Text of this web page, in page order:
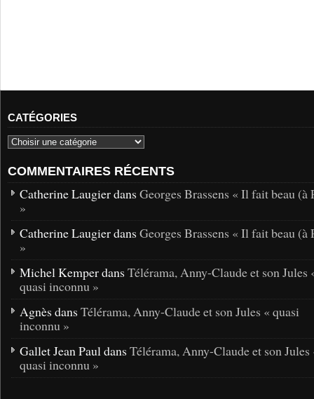
CATÉGORIES
COMMENTAIRES RÉCENTS
Catherine Laugier dans Georges Brassens « Il fait beau (à
»
Catherine Laugier dans Georges Brassens « Il fait beau (à
»
Michel Kemper dans Télérama, Anny-Claude et son Jules
quasi inconnu »
Agnès dans Télérama, Anny-Claude et son Jules « quasi
inconnu »
Gallet Jean Paul dans Télérama, Anny-Claude et son Jules
quasi inconnu »